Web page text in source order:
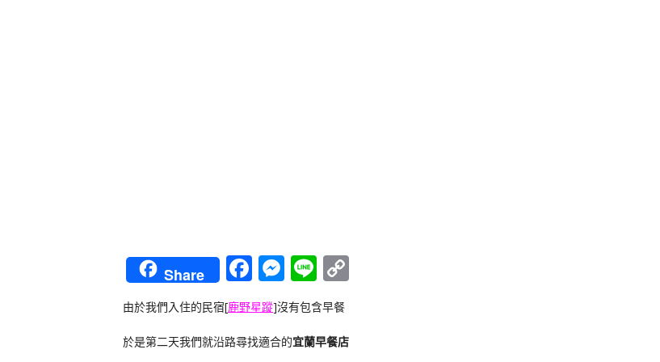
Share Facebook
Messenger
Line
由於我們入住的民宿[鹿野星蹤]沒有包含早餐
於是第二天我們就沿路尋找適合的宜蘭早餐店